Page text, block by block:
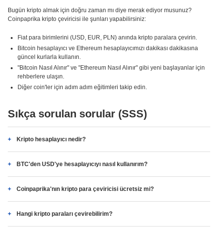
Bugün kripto almak için doğru zaman mı diye merak ediyor musunuz?
Coinpaprika kripto çeviricisi ile şunları yapabilirsiniz:
Fiat para birimlerini (USD, EUR, PLN) anında kripto paralara çevirin.
Bitcoin hesaplayıcı ve Ethereum hesaplayıcımızı dakikası dakikasına
güncel kurlarla kullanın.
"Bitcoin Nasıl Alınır" ve "Ethereum Nasıl Alınır" gibi yeni başlayanlar için
rehberlere ulaşın.
Diğer coin'ler için adım adım eğitimleri takip edin.
Sıkça sorulan sorular (SSS)
Kripto hesaplayıcı nedir?
BTC'den USD'ye hesaplayıcıyı nasıl kullanırım?
Coinpaprika'nın kripto para çeviricisi ücretsiz mi?
Hangi kripto paraları çevirebilirim?